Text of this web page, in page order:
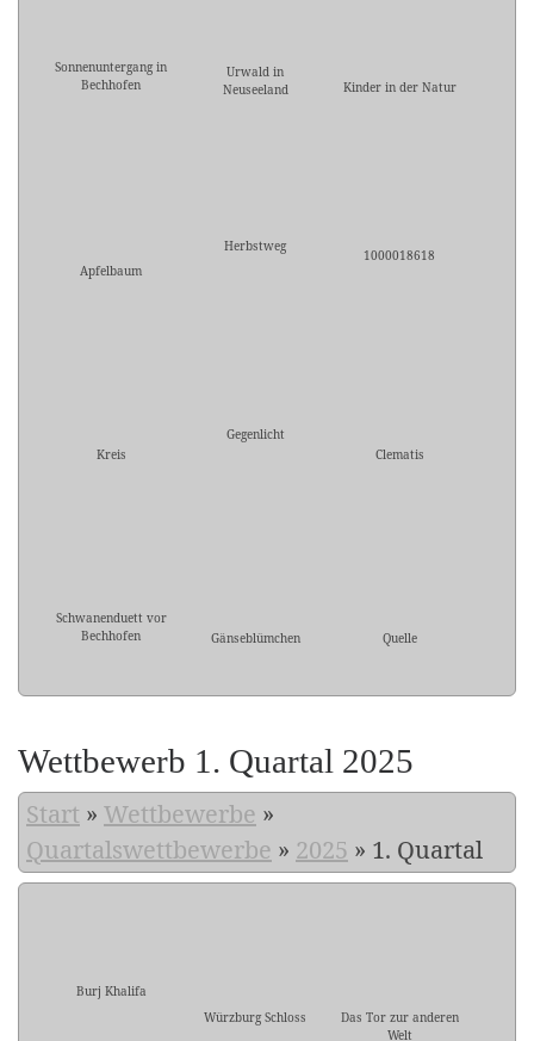
Sonnenuntergang in
Bechhofen
Urwald in
Neuseeland
Kinder in der Natur
Apfelbaum
Herbstweg
1000018618
Kreis
Gegenlicht
Clematis
Schwanenduett vor
Bechhofen
Gänseblümchen Quelle
Wettbewerb 1. Quartal 2025
Start » Wettbewerbe »
Quartalswettbewerbe » 2025 » 1. Quartal
Burj Khalifa
Würzburg Schloss
Das Tor zur anderen
Welt